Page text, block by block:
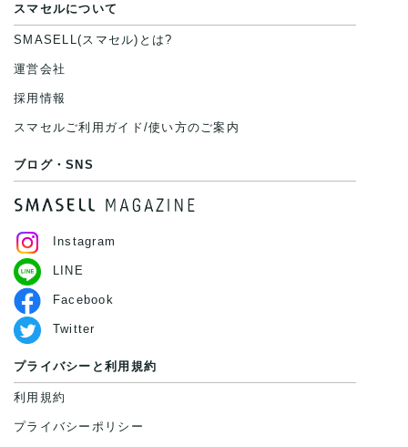
スマセルについて
SMASELL(スマセル)とは?
運営会社
採用情報
スマセルご利用ガイド/使い方のご案内
ブログ・SNS
Instagram
LINE
Facebook
Twitter
プライバシーと利用規約
利用規約
プライバシーポリシー